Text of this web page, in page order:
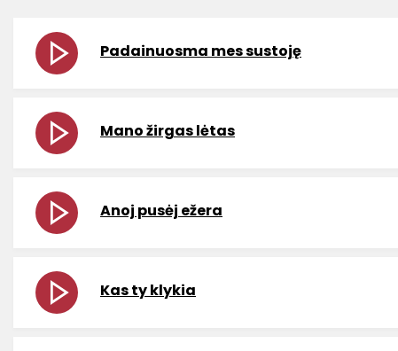
Padainuosma mes sustoję
Mano žirgas lėtas
Anoj pusėj ežera
Kas ty klykia